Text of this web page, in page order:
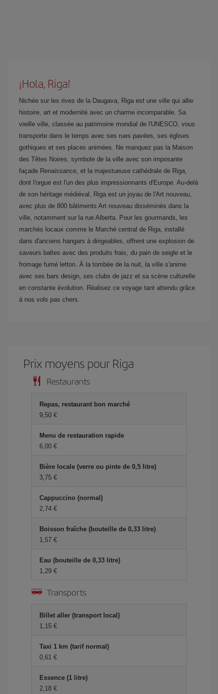
¡Hola, Riga!
Nichée sur les rives de la Daugava, Riga est une ville qui allie
histoire, art et modernité avec un charme incomparable. Sa
vieille ville, classée au patrimoine mondial de l'UNESCO, vous
transporte dans le temps avec ses rues pavées, ses églises
gothiques et ses places animées. Ne manquez pas la Maison
des Têtes Noires, symbole de la ville avec son imposante
façade Renaissance, et la majestueuse cathédrale de Riga,
dont l'orgue est l'un des plus impressionnants d'Europe. Au-delà
de son héritage médiéval, Riga est un joyau de l'Art nouveau,
avec plus de 800 bâtiments Art nouveau disséminés dans la
ville, notamment sur la rue Alberta. Pour les gourmands, les
marchés locaux comme le Marché central de Riga, installé
dans d'anciens hangars à dirigeables, offrent une explosion de
saveurs baltes avec des produits frais, du pain de seigle et le
fromage fumé letton. À la tombée de la nuit, la ville s'anime
avec ses bars design, ses clubs de jazz et sa scène culturelle
en constante évolution. Réalisez ce voyage tant attendu grâce
à nos vols pas chers.
Prix ​​moyens pour Riga
Restaurants
Repas, restaurant bon marché
9,50 €
Menu de restauration rapide
6,00 €
Bière locale (verre ou pinte de 0,5 litre)
3,75 €
Cappuccino (normal)
2,74 €
Boisson fraîche (bouteille de 0,33 litre)
1,57 €
Eau (bouteille de 0,33 litre)
1,29 €
Transports
Billet aller (transport local)
1,15 €
Taxi 1 km (tarif normal)
0,61 €
Essence (1 litre)
2,18 €